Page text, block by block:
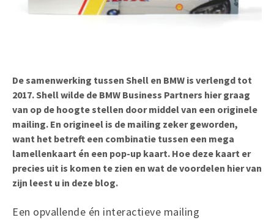
De samenwerking tussen Shell en BMW is verlengd tot
2017. Shell wilde de BMW Business Partners hier graag
van op de hoogte stellen door middel van een originele
mailing. En origineel is de mailing zeker geworden,
want het betreft een combinatie tussen een mega
lamellenkaart én een pop-up kaart. Hoe deze kaart er
precies uit is komen te zien en wat de voordelen hier van
zijn leest u in deze blog.
Een opvallende én interactieve mailing
Lenticular Cards
Tabkaarten
Budget kaarten
Andere opvallende mailings
Alle producten
Non-profit Marketing
Marketing in de Zorg
Duurzame Marketing
Marketing voor Scholen
Horeca Marketing
Food Marketing
Uitnodigingen
Kalender maken
Klantenbinding
Contactgegevens
Duurzaamheid
Brochure downloaden